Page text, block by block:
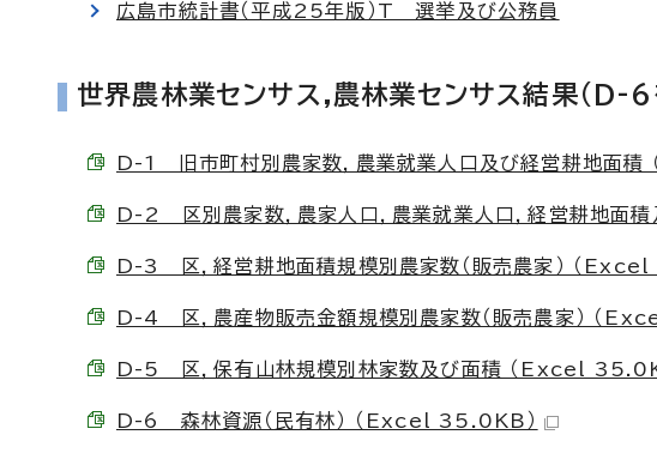
広島市統計書（平成25年版）T 選挙及び公務員
世界農林業センサス,農林業センサス結果(D-6
D-1 旧市町村別農家数，農業就業人口及び経営耕地面
D-2 区別農家数，農家人口，農業就業人口，経営耕地面
D-3 区，経営耕地面積規模別農家数（販売農家） （
D-4 区，農産物販売金額規模別農家数（販売農家） （
D-5 区，保有山林規模別林家数及び面積 （Excel
D-6 森林資源（民有林） （Excel 35.0KB）